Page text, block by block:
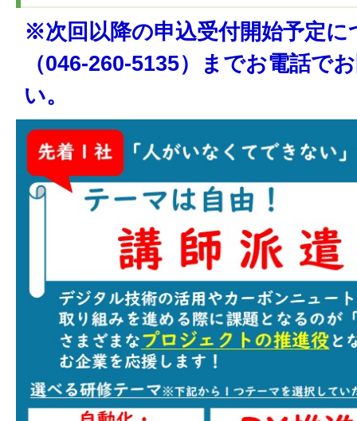
※次回以降の申込受付開始予定に
（046-260-5135）までお電話で
い。